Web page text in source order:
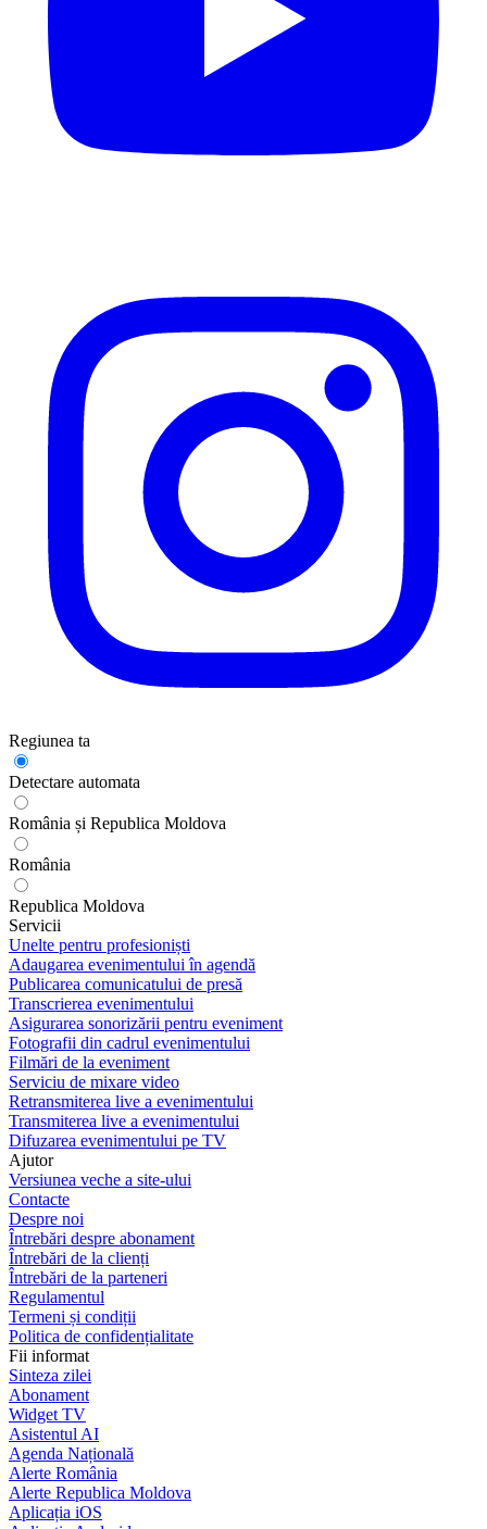
Regiunea ta
Detectare automata
România și Republica Moldova
România
Republica Moldova
Servicii
Unelte pentru profesioniști
Adaugarea evenimentului în agendă
Publicarea comunicatului de presă
Transcrierea evenimentului
Asigurarea sonorizării pentru eveniment
Fotografii din cadrul evenimentului
Filmări de la eveniment
Serviciu de mixare video
Retransmiterea live a evenimentului
Transmiterea live a evenimentului
Difuzarea evenimentului pe TV
Ajutor
Versiunea veche a site-ului
Contacte
Despre noi
Întrebări despre abonament
Întrebări de la clienți
Întrebări de la parteneri
Regulamentul
Termeni și condiții
Politica de confidențialitate
Fii informat
Sinteza zilei
Abonament
Widget TV
Asistentul AI
Agenda Națională
Alerte România
Alerte Republica Moldova
Aplicația iOS